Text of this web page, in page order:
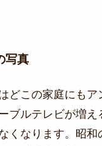
写真
どこの家庭にもア
ブルテレビが増え
くなります。昭和